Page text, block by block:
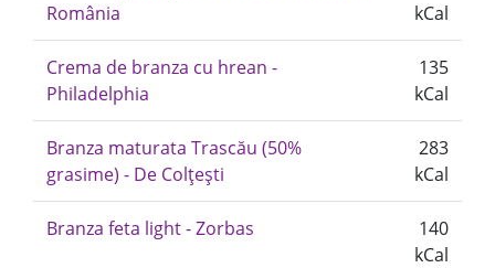
România
kCal
Crema de branza cu hrean -
Philadelphia
135
kCal
Branza maturata Trascău (50%
grasime) - De Colțești
283
kCal
Branza feta light - Zorbas
140
kCal